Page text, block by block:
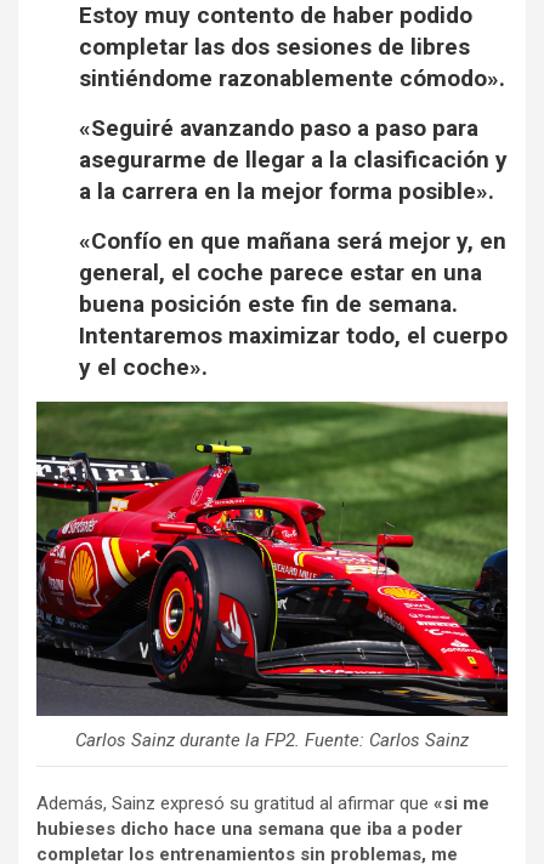
Estoy muy contento de haber podido
completar las dos sesiones de libres
sintiéndome razonablemente cómodo».
«Seguiré avanzando paso a paso para
asegurarme de llegar a la clasificación y
a la carrera en la mejor forma posible».
«Confío en que mañana será mejor y, en
general, el coche parece estar en una
buena posición este fin de semana.
Intentaremos maximizar todo, el cuerpo
y el coche».
Carlos Sainz durante la FP2. Fuente: Carlos Sainz
Además, Sainz expresó su gratitud al afirmar que «si me
hubieses dicho hace una semana que iba a poder
completar los entrenamientos sin problemas, me